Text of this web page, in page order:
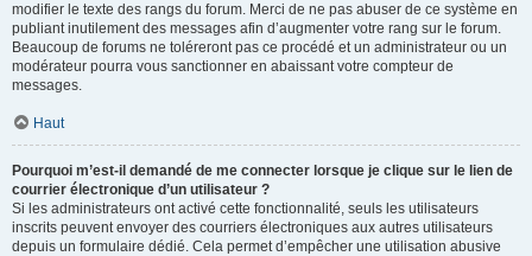
modifier le texte des rangs du forum. Merci de ne pas abuser de ce système en
publiant inutilement des messages afin d’augmenter votre rang sur le forum.
Beaucoup de forums ne toléreront pas ce procédé et un administrateur ou un
modérateur pourra vous sanctionner en abaissant votre compteur de
messages.
Haut
Pourquoi m’est-il demandé de me connecter lorsque je clique sur le lien de
courrier électronique d’un utilisateur ?
Si les administrateurs ont activé cette fonctionnalité, seuls les utilisateurs
inscrits peuvent envoyer des courriers électroniques aux autres utilisateurs
depuis un formulaire dédié. Cela permet d’empêcher une utilisation abusive